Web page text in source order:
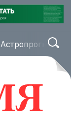
Астропрогноз